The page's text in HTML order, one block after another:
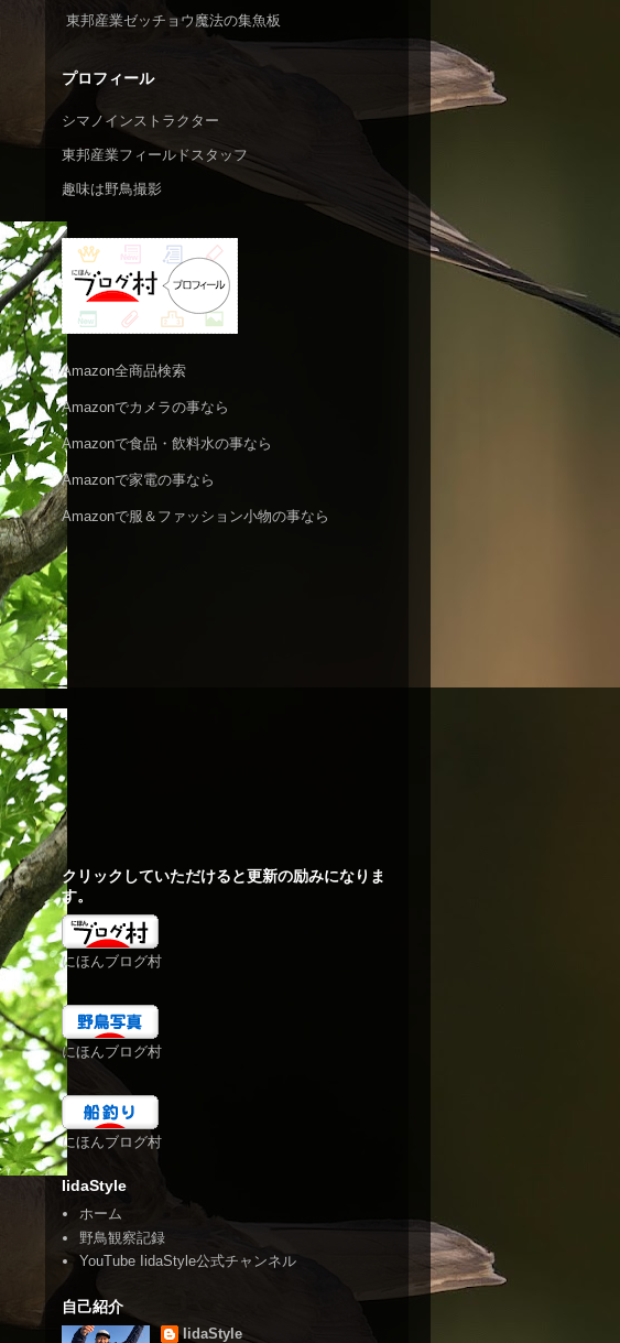
東邦産業ゼッチョウ魔法の集魚板
プロフィール
シマノインストラクター
東邦産業フィールドスタッフ
趣味は野鳥撮影
Amazon全商品検索
Amazonでカメラの事なら
Amazonで食品・飲料水の事なら
Amazonで家電の事なら
Amazonで服＆ファッション小物の事なら
クリックしていただけると更新の励みになりま
す。
にほんブログ村
にほんブログ村
にほんブログ村
IidaStyle
ホーム
野鳥観察記録
YouTube IidaStyle公式チャンネル
自己紹介
IidaStyle